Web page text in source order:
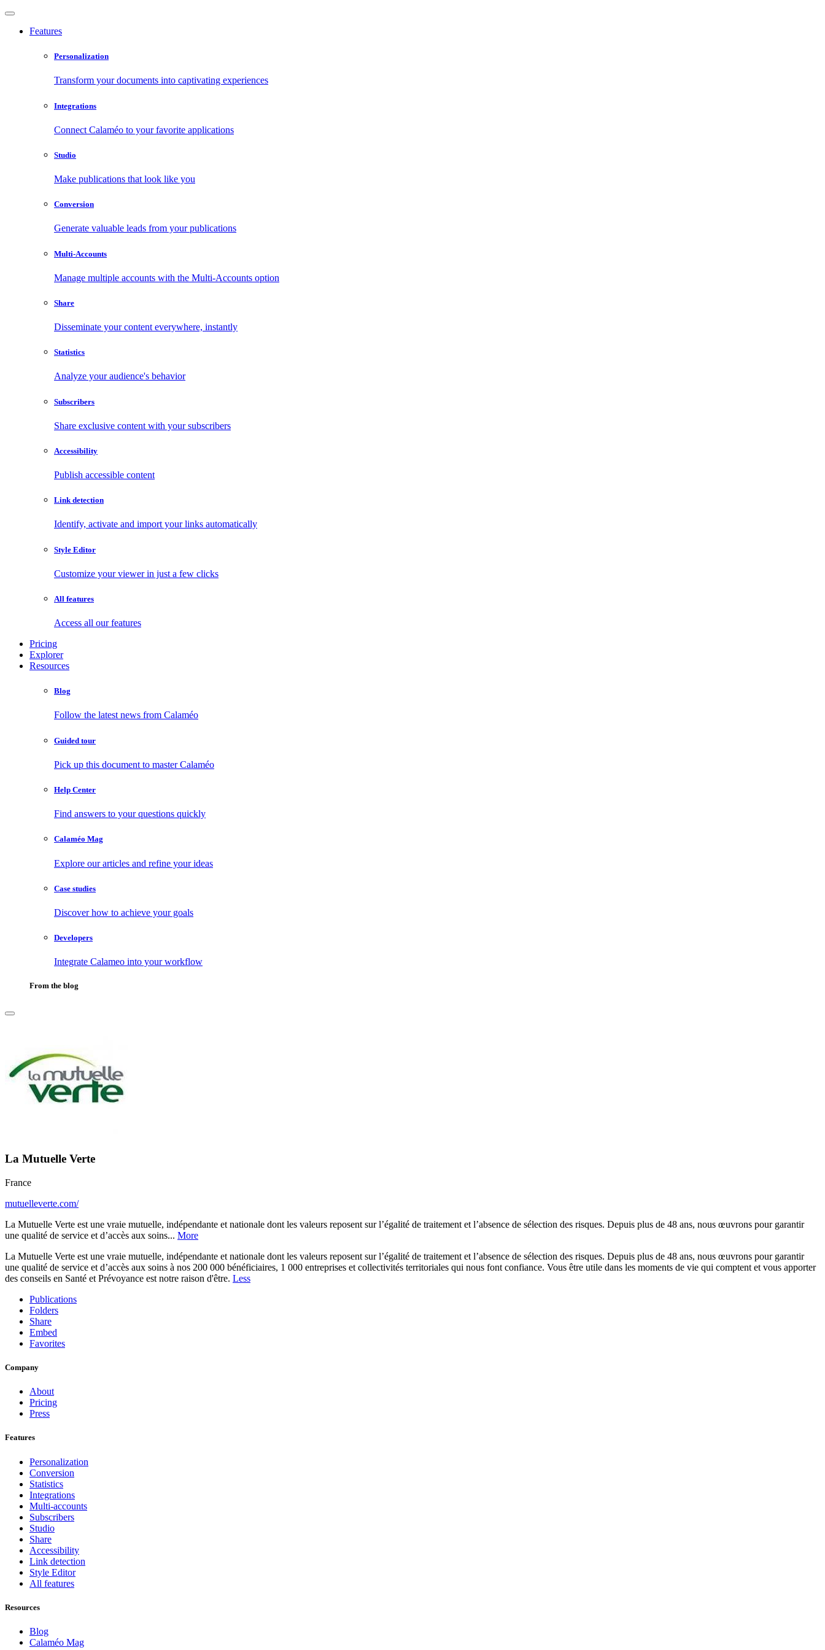
Features
Personalization
Transform your documents into captivating experiences
Integrations
Connect Calaméo to your favorite applications
Studio
Make publications that look like you
Conversion
Generate valuable leads from your publications
Multi-Accounts
Manage multiple accounts with the Multi-Accounts option
Share
Disseminate your content everywhere, instantly
Statistics
Analyze your audience's behavior
Subscribers
Share exclusive content with your subscribers
Accessibility
Publish accessible content
Link detection
Identify, activate and import your links automatically
Style Editor
Customize your viewer in just a few clicks
All features
Access all our features
Pricing
Explorer
Resources
Blog
Follow the latest news from Calaméo
Guided tour
Pick up this document to master Calaméo
Help Center
Find answers to your questions quickly
Calaméo Mag
Explore our articles and refine your ideas
Case studies
Discover how to achieve your goals
Developers
Integrate Calameo into your workflow
From the blog
La Mutuelle Verte
France
mutuelleverte.com/
La Mutuelle Verte est une vraie mutuelle, indépendante et nationale dont les valeurs reposent sur l’égalité de traitement et l’absence de sélection des risques. Depuis plus de 48 ans, nous œuvrons pour garantir
une qualité de service et d’accès aux soins... More
La Mutuelle Verte est une vraie mutuelle, indépendante et nationale dont les valeurs reposent sur l’égalité de traitement et l’absence de sélection des risques. Depuis plus de 48 ans, nous œuvrons pour garantir
une qualité de service et d’accès aux soins à nos 200 000 bénéficiaires, 1 000 entreprises et collectivités territoriales qui nous font confiance. Vous être utile dans les moments de vie qui comptent et vous apporter
des conseils en Santé et Prévoyance est notre raison d'être. Less
Publications
Folders
Share
Embed
Favorites
Company
About
Pricing
Press
Features
Personalization
Conversion
Statistics
Integrations
Multi-accounts
Subscribers
Studio
Share
Accessibility
Link detection
Style Editor
All features
Resources
Blog
Calaméo Mag